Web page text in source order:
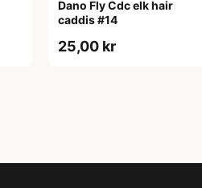
Dano Fly Cdc elk hair
caddis #14
25,00 kr